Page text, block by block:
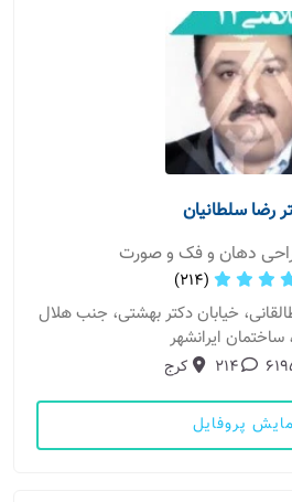
رضا سلطانیان
دهان و فک و صورت
(214)
طالقانی، خیابان دکتر بهشتی، جنب هلال
ساختمان ایرانشهر
214 کرج
پروفایل